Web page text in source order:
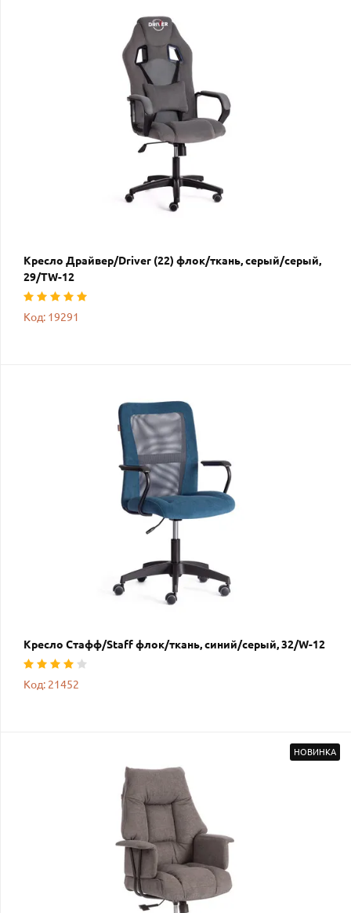
Кресло Драйвер/Driver (22) флок/ткань, серый/серый,
29/TW-12
Код: 19291
Кресло Стафф/Staff флок/ткань, синий/серый, 32/W-12
Код: 21452
НОВИНКА